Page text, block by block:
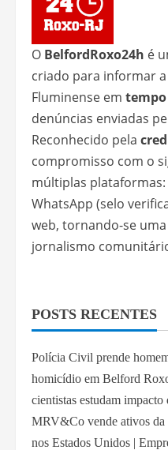
O BelfordRoxo24h é
criado para informar
Fluminense em
denúncias enviadas
Reconhecido pela
compromisso com o
múltiplas
WhatsApp (selo
web, tornando-se
jornalismo
POSTS RECENTES
Polícia Civil prende
homicídio em Belford
cientistas estudam
MRV&Co vende ativos da
nos Estados Unidos |